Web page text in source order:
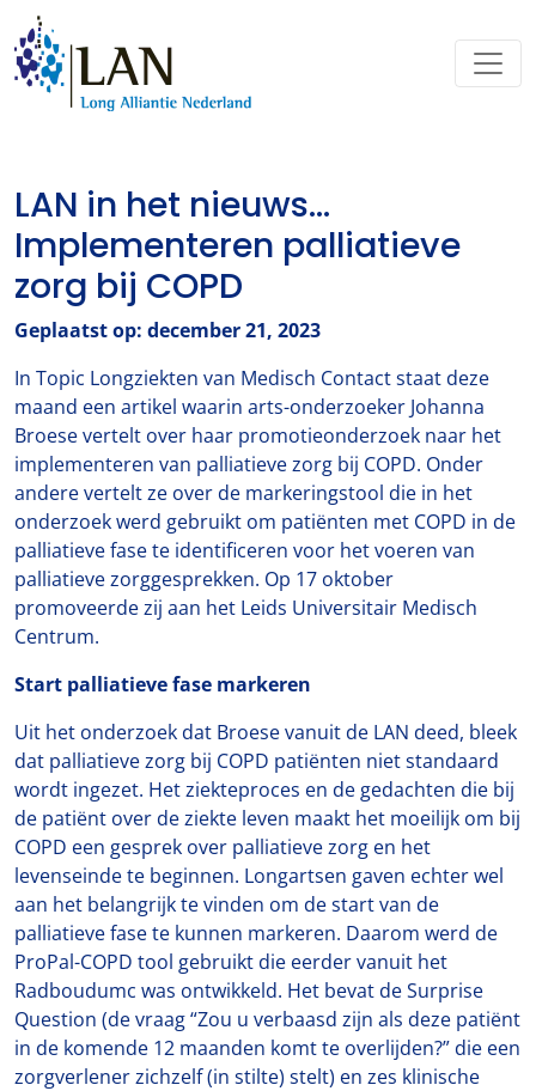
LAN in het nieuws…
Implementeren palliatieve
zorg bij COPD
Geplaatst op: december 21, 2023
In Topic Longziekten van Medisch Contact staat deze
maand een artikel waarin arts-onderzoeker Johanna
Broese vertelt over haar promotieonderzoek naar het
implementeren van palliatieve zorg bij COPD. Onder
andere vertelt ze over de markeringstool die in het
onderzoek werd gebruikt om patiënten met COPD in de
palliatieve fase te identificeren voor het voeren van
palliatieve zorggesprekken. Op 17 oktober
promoveerde zij aan het Leids Universitair Medisch
Centrum.
Start palliatieve fase markeren
Uit het onderzoek dat Broese vanuit de LAN deed, bleek
dat palliatieve zorg bij COPD patiënten niet standaard
wordt ingezet. Het ziekteproces en de gedachten die bij
de patiënt over de ziekte leven maakt het moeilijk om bij
COPD een gesprek over palliatieve zorg en het
levenseinde te beginnen. Longartsen gaven echter wel
aan het belangrijk te vinden om de start van de
palliatieve fase te kunnen markeren. Daarom werd de
ProPal-COPD tool gebruikt die eerder vanuit het
Radboudumc was ontwikkeld. Het bevat de Surprise
Question (de vraag “Zou u verbaasd zijn als deze patiënt
in de komende 12 maanden komt te overlijden?” die een
zorgverlener zichzelf (in stilte) stelt) en zes klinische